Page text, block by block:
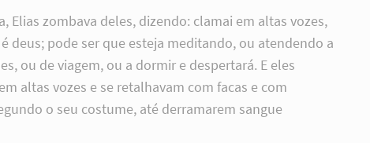
Elias zombava deles, dizendo: clamai em altas vozes,
deus; pode ser que esteja meditando, ou atendendo a
ou de viagem, ou a dormir e despertará. E eles
altas vozes e se retalhavam com facas e com
o seu costume, até derramarem sangue